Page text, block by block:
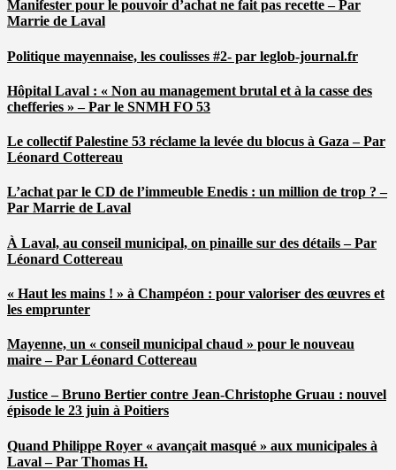
Manifester pour le pouvoir d’achat ne fait pas recette – Par
Marrie de Laval
Politique mayennaise, les coulisses #2- par leglob-journal.fr
Hôpital Laval : « Non au management brutal et à la casse des
chefferies » – Par le SNMH FO 53
Le collectif Palestine 53 réclame la levée du blocus à Gaza – Par
Léonard Cottereau
L’achat par le CD de l’immeuble Enedis : un million de trop ? –
Par Marrie de Laval
À Laval, au conseil municipal, on pinaille sur des détails – Par
Léonard Cottereau
« Haut les mains ! » à Champéon : pour valoriser des œuvres et
les emprunter
Mayenne, un « conseil municipal chaud » pour le nouveau
maire – Par Léonard Cottereau
Justice – Bruno Bertier contre Jean-Christophe Gruau : nouvel
épisode le 23 juin à Poitiers
Quand Philippe Royer « avançait masqué » aux municipales à
Laval – Par Thomas H.